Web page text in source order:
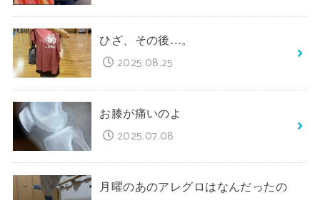
ひざ、その後…。
2025.08.25
お膝が痛いのよ
2025.07.08
月曜のあのアレグロはなんだったの